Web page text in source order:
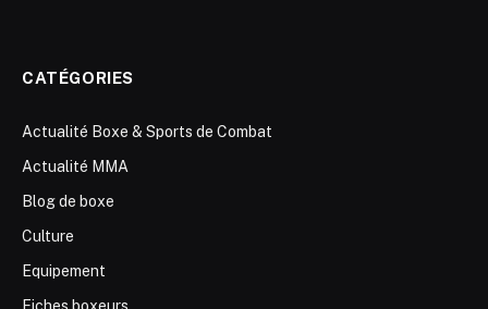
CATÉGORIES
Actualité Boxe & Sports de Combat
Actualité MMA
Blog de boxe
Culture
Equipement
Fiches boxeurs